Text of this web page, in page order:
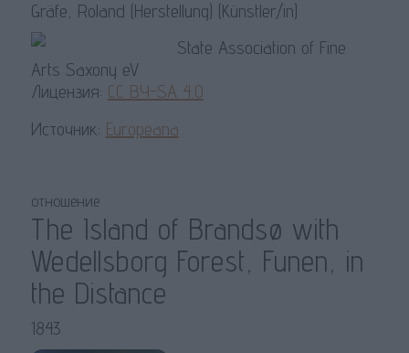
Gräfe, Roland (Herstellung) (Künstler/in)
State Association of Fine
Arts Saxony eV
Лицензия: CC BY-SA 4.0
Источник: Europeana
отношение
The Island of Brandsø with
Wedellsborg Forest, Funen, in
the Distance
1843